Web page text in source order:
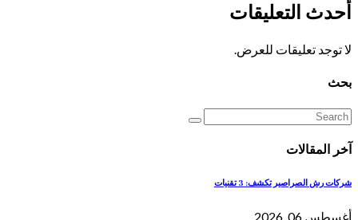
أحدث التعليقات
لا توجد تعليقات للعرض.
بحث
آخر المقالات
شركات رش الصراصير تكشف: 3 تقنيات
أغسطس 06, 2026